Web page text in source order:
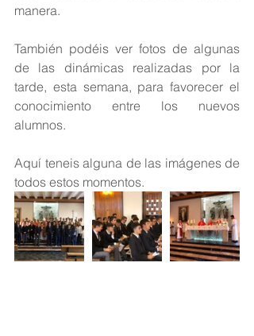
manera.
También podéis ver fotos de algunas
de las dinámicas realizadas por la
tarde, esta semana, para favorecer el
conocimiento entre los nuevos
alumnos.
Aquí teneis alguna de las imágenes de
todos estos momentos.